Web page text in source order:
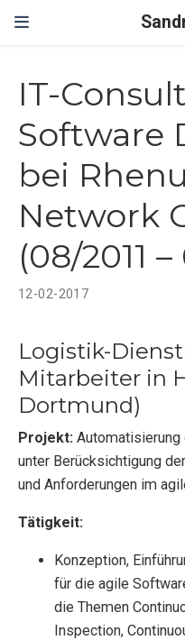
IT-
Software
bei
Network
(08/2011
12-02-2017
Logistik-
Mitarbeiter in
Dortmund)
Projekt:
unter Berücksichtigung
und Anforderungen im
Tätigkeit:
Konzeption,
für die agile
die Themen
Inspection,